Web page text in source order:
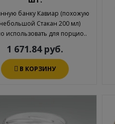
банку Кавиар (похожую
Стакан 200 мл)
использовать для порцио..
1 671.84 руб.
В КОРЗИНУ